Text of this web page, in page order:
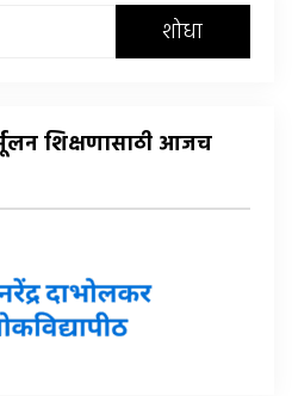
शिक्षणासाठी आजच